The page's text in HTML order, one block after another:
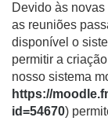
Devido às
as reuniões
disponível o
permitir a
nosso sistema
https://
id=54670)